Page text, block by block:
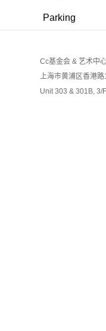
Parking
Cc基金会 & 艺术中
上海市黄浦区香港
Unit 303 & 301B, 3/